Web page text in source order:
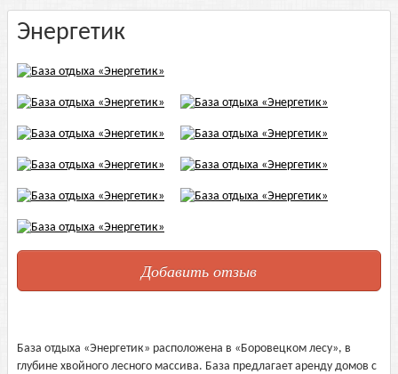
Энергетик
Добавить отзыв
База отдыха «Энергетик» расположена в «Боровецком лесу», в
глубине хвойного лесного массива. База предлагает аренду домов с